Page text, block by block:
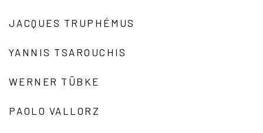
JACQUES TRUPHÉMUS
YANNIS TSAROUCHIS
WERNER TÜBKE
PAOLO VALLORZ